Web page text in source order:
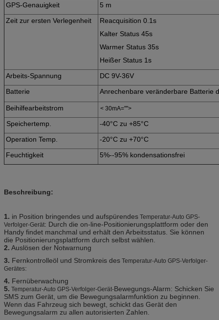
GPS-Genauigkeit
5 m
Zeit zur ersten Verlegenheit
Reacquisition 0.1s
Kalter Status 45s
Warmer Status 35s
Heißer Status 1s
Arbeits-Spannung
DC 9V-36V
Batterie
Anrechenbare veränderbare Batterie
Beihilfearbeitstrom < 30mA="">
Speichertemp.
-40°C zu +85°C
Operation Temp.
-20°C zu +70°C
Feuchtigkeit
5%--95% kondensationsfrei
Beschreibung:
1. in Position bringendes und aufspürendes Temperatur-Auto GPS-
Verfolger-Gerät: Durch die on-line-Positionierungsplattform oder den
Handy findet manchmal und erhält den Arbeitsstatus. Sie können
die Positionierungsplattform durch selbst wählen.
2. Auslösen der Notwarnung
3. Fernkontrolleöl und Stromkreis des Temperatur-Auto GPS-Verfolger-
Gerätes:
4. Fernüberwachung
5. Temperatur-Auto GPS-Verfolger-Gerät-Bewegungs-Alarm: Schicken Sie
SMS zum Gerät, um die Bewegungsalarmfunktion zu beginnen.
Wenn das Fahrzeug sich bewegt, schickt das Gerät den
Bewegungsalarm zu allen autorisierten Zahlen.